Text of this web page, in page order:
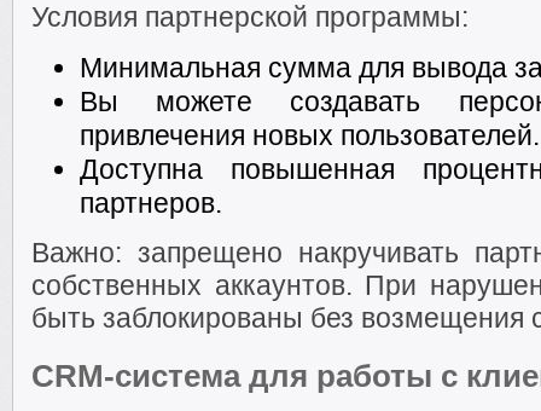
Условия партнерской программы:
Минимальная сумма для вывода
Вы можете создавать
привлечения новых пользователей.
Доступна повышенная
партнеров.
Важно: запрещено накручивать
собственных аккаунтов. При
быть заблокированы без возмещения
CRM-система для работы с